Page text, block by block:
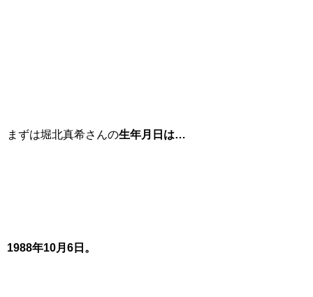
まずは堀北真希さんの生年月日は…
1988年10月6日。